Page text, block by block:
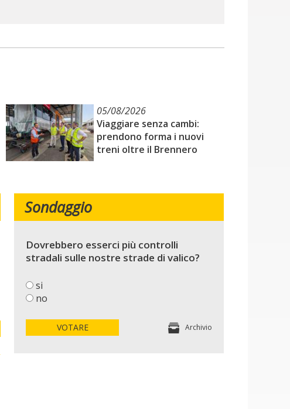
05/08/2026
Viaggiare senza cambi:
prendono forma i nuovi
treni oltre il Brennero
Sondaggio
Dovrebbero esserci più controlli
stradali sulle nostre strade di valico?
si
no
VOTARE Archivio